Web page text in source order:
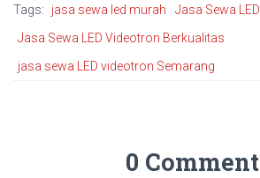
Tags: jasa sewa led murah
Jasa Sewa
Jasa Sewa LED Videotron Berkualitas
jasa sewa LED videotron Semarang
0